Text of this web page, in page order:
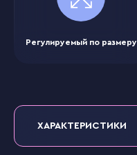
Регулируемый по размеру
ХАРАКТЕРИСТИКИ